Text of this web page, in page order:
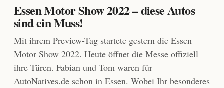
Essen Motor Show 2022 – diese Autos
sind ein Muss!
Mit ihrem Preview-Tag startete gestern die Essen
Motor Show 2022. Heute öffnet die Messe offiziell
ihre Türen. Fabian und Tom waren für
AutoNatives.de schon in Essen. Wobei Ihr besonderes